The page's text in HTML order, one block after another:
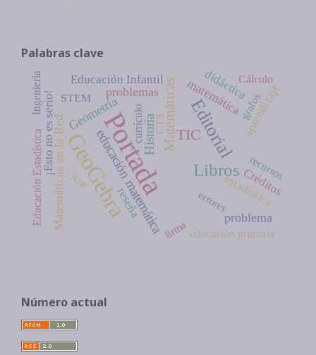
Palabras clave
Portada
GeoGebra
Editorial
Libros
TIC
Matemáticas
educación matemática
Historia
matemática
Matemáticas en la Red problema
Geometría
problemas
estadística
¡Esto no es serio!
reseña
Créditos
aprendizaje
Educación Infantil didáctica
Educación Estadística
educación primaria
STEM
errores
firma
Arte
currículo
recursos
Cálculo
CTS
Ingeniería grafos
Número actual